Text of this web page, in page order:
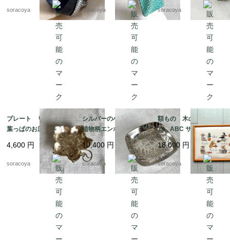
soracoya
フ 9-10号フリーサイ
ズ 12aceb16
soracoya soracoya
プレート リーフ型
葉っぱのお皿 WMF
ぶどうの葉っぱ 12ot
em10
4,600 円
soracoya
シルバーの小物入れ
植物柄エンボス gelb
社製 シルバープレー
ト 12otec11
10,400 円
soracoya
額もの 木のフレー
ム ABC サンプラー
くま クロスステッ
チ 図案 クマの物
語 12oter11
18,000 円
soracoya